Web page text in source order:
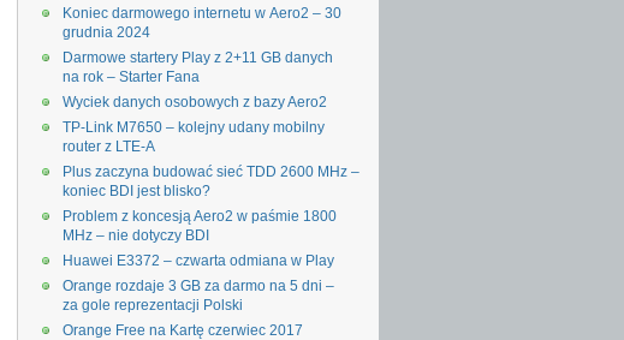
Koniec darmowego internetu w Aero2 – 30
grudnia 2024
Darmowe startery Play z 2+11 GB danych
na rok – Starter Fana
Wyciek danych osobowych z bazy Aero2
TP-Link M7650 – kolejny udany mobilny
router z LTE-A
Plus zaczyna budować sieć TDD 2600 MHz –
koniec BDI jest blisko?
Problem z koncesją Aero2 w paśmie 1800
MHz – nie dotyczy BDI
Huawei E3372 – czwarta odmiana w Play
Orange rozdaje 3 GB za darmo na 5 dni –
za gole reprezentacji Polski
Orange Free na Kartę czerwiec 2017